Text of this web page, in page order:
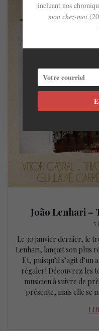
João Lenhari –
5
Le 30 janvier dernier, le
Lenhari, lançait son plus
Et, puisqu’il s’agit
régaler ! Découvrez les
musicien à suivre de
présente, mais elle se
incluant nos
mon chez-moi